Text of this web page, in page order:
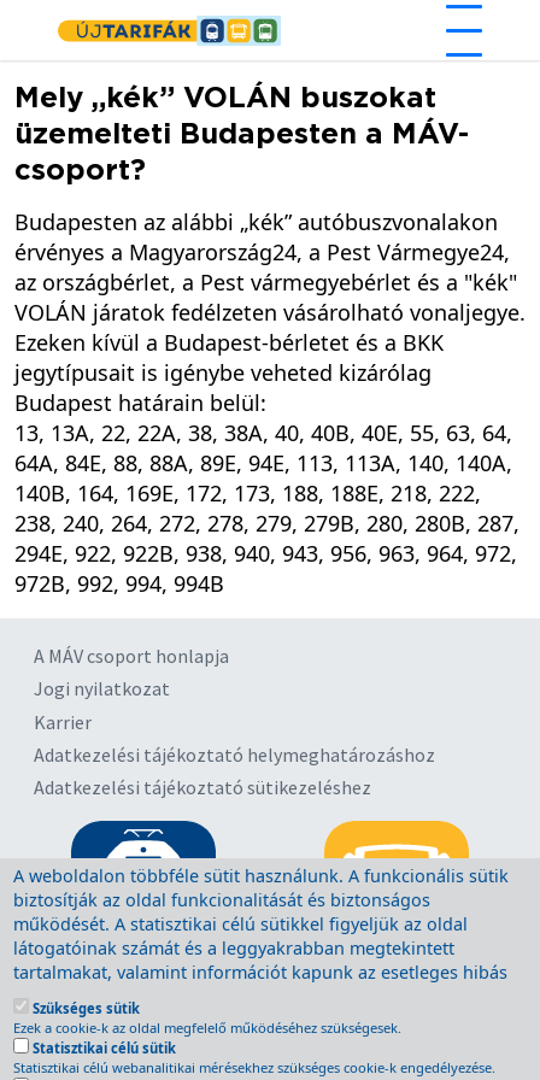
Ugrás a tartalomra
Mely „kék” VOLÁN buszokat
üzemelteti Budapesten a MÁV-
csoport?
Budapesten az alábbi „kék” autóbuszvonalakon
érvényes a Magyarország24, a Pest Vármegye24,
az országbérlet, a Pest vármegyebérlet és a "kék"
VOLÁN járatok fedélzeten vásárolható vonaljegye.
Ezeken kívül a Budapest-bérletet és a BKK
jegytípusait is igénybe veheted kizárólag
Budapest határain belül:
13, 13A, 22, 22A, 38, 38A, 40, 40B, 40E, 55, 63, 64,
64A, 84E, 88, 88A, 89E, 94E, 113, 113A, 140, 140A,
140B, 164, 169E, 172, 173, 188, 188E, 218, 222,
238, 240, 264, 272, 278, 279, 279B, 280, 280B, 287,
294E, 922, 922B, 938, 940, 943, 956, 963, 964, 972,
972B, 992, 994, 994B
A MÁV csoport honlapja
Jogi nyilatkozat
Karrier
Adatkezelési tájékoztató helymeghatározáshoz
Adatkezelési tájékoztató sütikezeléshez
A weboldalon többféle sütit használunk. A funkcionális sütik
biztosítják az oldal funkcionalitását és biztonságos
működését. A statisztikai célú sütikkel figyeljük az oldal
látogatóinak számát és a leggyakrabban megtekintett
tartalmakat, valamint információt kapunk az esetleges hibás
működésről. A sütik törlésére a böngésző megfelelő
menüpontjában van lehetőség, további segítség a böngésző
súgójában található. A sütik törlését minden, Ön által használt
böngészőn kell végrehajtani. A funkcionális sütik törlése után
Szükséges sütik
Ezek a cookie-k az oldal megfelelő működéséhez szükségesek.
Statisztikai célú sütik
Statisztikai célú webanalitikai mérésekhez szükséges cookie-k engedélyezése.